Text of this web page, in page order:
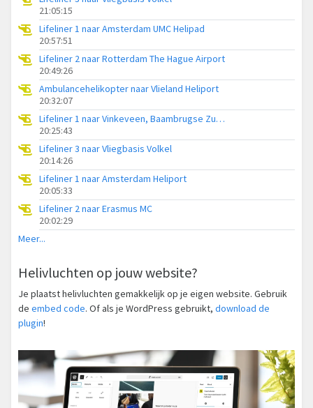
21:05:15
Lifeliner 1 naar Amsterdam UMC Helipad
20:57:51
Lifeliner 2 naar Rotterdam The Hague Airport
20:49:26
Ambulancehelikopter naar Vlieland Heliport
20:32:07
Lifeliner 1 naar Vinkeveen, Baambrugse Zuwe
20:25:43
Lifeliner 3 naar Vliegbasis Volkel
20:14:26
Lifeliner 1 naar Amsterdam Heliport
20:05:33
Lifeliner 2 naar Erasmus MC
20:02:29
Meer...
Helivluchten op jouw website?
Je plaatst helivluchten gemakkelijk op je eigen website. Gebruik
de embed code. Of als je WordPress gebruikt, download de
plugin!